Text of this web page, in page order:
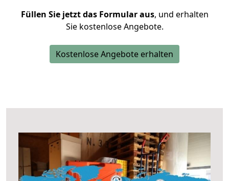
Füllen Sie jetzt das Formular aus, und erhalten
Sie kostenlose Angebote.
Kostenlose Angebote erhalten